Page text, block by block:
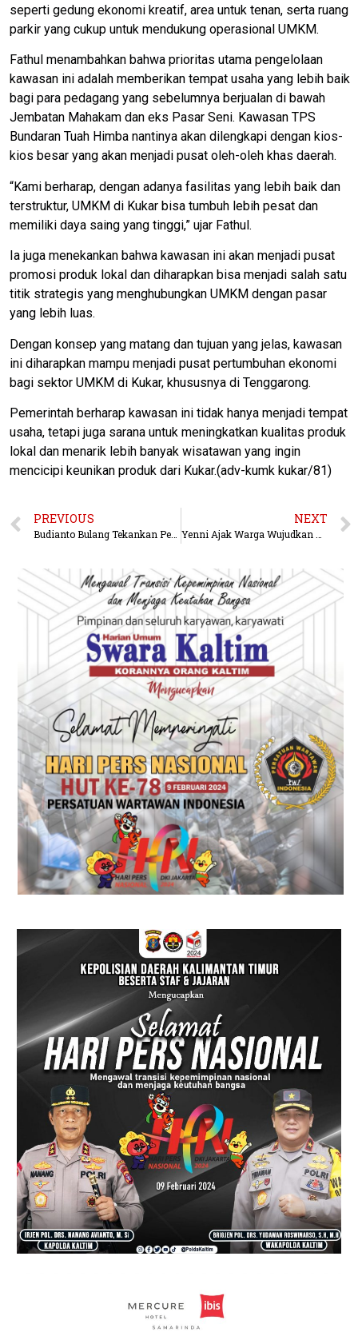
seperti gedung ekonomi kreatif, area untuk tenan, serta ruang
parkir yang cukup untuk mendukung operasional UMKM.
Fathul menambahkan bahwa prioritas utama pengelolaan
kawasan ini adalah memberikan tempat usaha yang lebih baik
bagi para pedagang yang sebelumnya berjualan di bawah
Jembatan Mahakam dan eks Pasar Seni. Kawasan TPS
Bundaran Tuah Himba nantinya akan dilengkapi dengan kios-
kios besar yang akan menjadi pusat oleh-oleh khas daerah.
“Kami berharap, dengan adanya fasilitas yang lebih baik dan
terstruktur, UMKM di Kukar bisa tumbuh lebih pesat dan
memiliki daya saing yang tinggi,” ujar Fathul.
Ia juga menekankan bahwa kawasan ini akan menjadi pusat
promosi produk lokal dan diharapkan bisa menjadi salah satu
titik strategis yang menghubungkan UMKM dengan pasar
yang lebih luas.
Dengan konsep yang matang dan tujuan yang jelas, kawasan
ini diharapkan mampu menjadi pusat pertumbuhan ekonomi
bagi sektor UMKM di Kukar, khususnya di Tenggarong.
Pemerintah berharap kawasan ini tidak hanya menjadi tempat
usaha, tetapi juga sarana untuk meningkatkan kualitas produk
lokal dan menarik lebih banyak wisatawan yang ingin
mencicipi keunikan produk dari Kukar.(adv-kumk kukar/81)
PREVIOUS
Budianto Bulang Tekankan Pentingnya Persatuan dan Kesadaran Hukum
NEXT
Yenni Ajak Warga Wujudkan Pilkada 2024 yang Damai dan Bermartabat, Tanpa Ricuh